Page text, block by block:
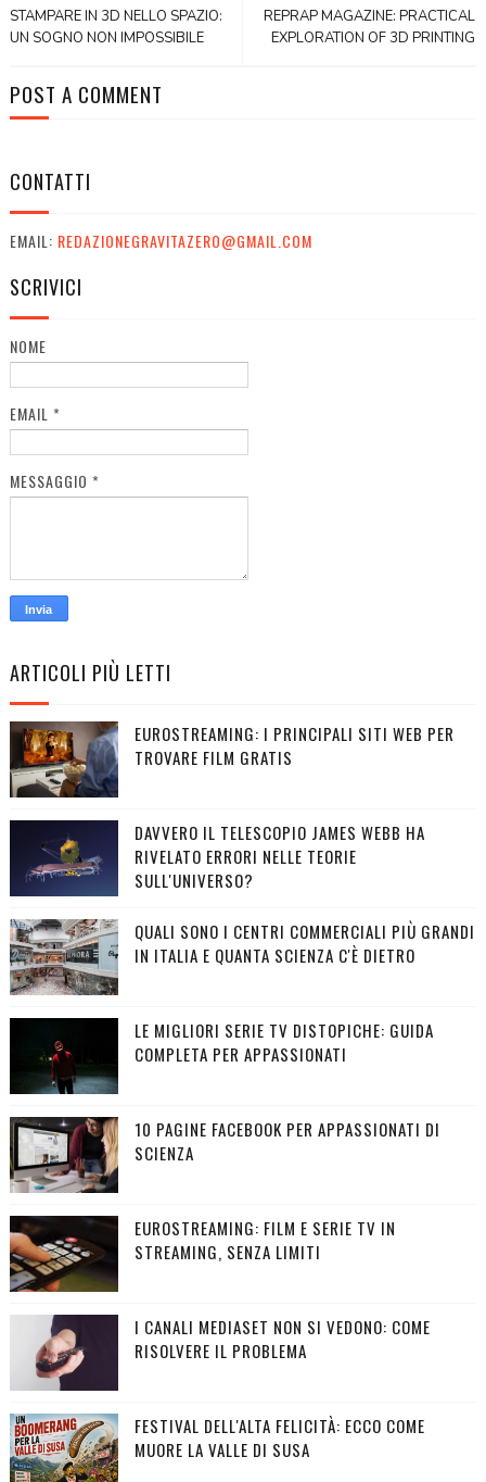
REPRAP MAGAZINE: PRACTICAL
EXPLORATION OF 3D PRINTING
STAMPARE IN 3D NELLO SPAZIO:
UN SOGNO NON IMPOSSIBILE
POST A COMMENT
CONTATTI
EMAIL: REDAZIONEGRAVITAZERO@GMAIL.COM
SCRIVICI
NOME
EMAIL *
MESSAGGIO *
ARTICOLI PIÙ LETTI
EUROSTREAMING: I PRINCIPALI SITI WEB PER
TROVARE FILM GRATIS
DAVVERO IL TELESCOPIO JAMES WEBB HA
RIVELATO ERRORI NELLE TEORIE
SULL'UNIVERSO?
QUALI SONO I CENTRI COMMERCIALI PIÙ GRANDI
IN ITALIA E QUANTA SCIENZA C'È DIETRO
LE MIGLIORI SERIE TV DISTOPICHE: GUIDA
COMPLETA PER APPASSIONATI
10 PAGINE FACEBOOK PER APPASSIONATI DI
SCIENZA
EUROSTREAMING: FILM E SERIE TV IN
STREAMING, SENZA LIMITI
I CANALI MEDIASET NON SI VEDONO: COME
RISOLVERE IL PROBLEMA
FESTIVAL DELL'ALTA FELICITÀ: ECCO COME
MUORE LA VALLE DI SUSA